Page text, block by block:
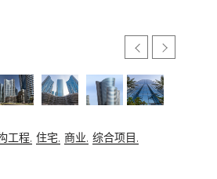
工程, 住宅, 商业, 综合项目,